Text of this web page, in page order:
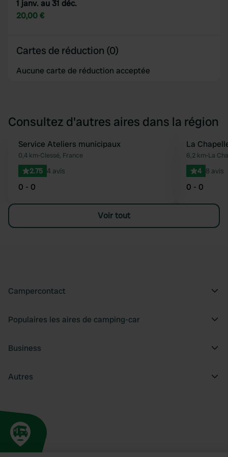
1 janv. au 31 déc.
20,00 €
Cartes de réduction (0)
Aucune carte de réduction acceptée
Consultez d'autres aires dans la région
Préféré
Service Ateliers municipaux
0,4 km•Clessé, France
2.75 4 avis
0 - 0
La
6,2 km•La
4 8 avis
0 - 0
Voir tout
Campercontact
Populaires les aires de camping-car
Business
Autres